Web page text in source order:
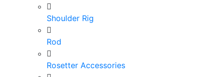
Shoulder Rig
Rod
Rosetter Accessories